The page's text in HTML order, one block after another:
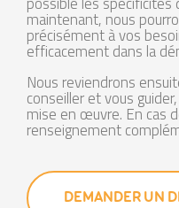
maintenant, nous
précisément à vos
efficacement dans la
Nous reviendrons
conseiller et vous
mise en œuvre. En cas
renseignement
DEMANDER UN